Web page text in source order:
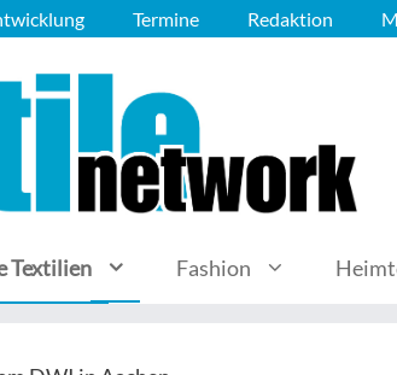
Termine Redaktion
Textilien Fashion